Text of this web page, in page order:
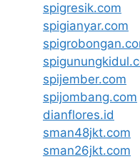
spigresik.com
spigianyar.com
spijember.com
spijombang.com
dianflores.id
sman48jkt.com
sman26jkt.com